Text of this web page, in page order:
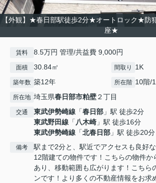
【外観】★春日部駅徒歩2分★オートロック★防
座★
賃料 8.5万円 管理/共益費 9,000円
面積 30.84㎡ 間取り 1K
築年数 築12年 所在階 10階/
所在地 埼玉県春日部市粕壁２丁目
交通 東武伊勢崎線 「春日部 」駅 徒歩2分
東武野田線 「八木崎 」駅 徒歩16分
東武伊勢崎線 「北春日部 」駅 徒歩20分
備考
駅まで2分と、駅近でアクセスも良好
12階建ての物件です！こちらの物件か
あり、移動範囲も広がります！こちら
ンです！より多くの不動産情報をお求